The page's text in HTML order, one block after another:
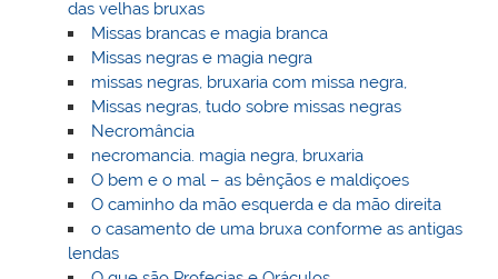
das velhas bruxas
Missas brancas e magia branca
Missas negras e magia negra
missas negras, bruxaria com missa negra,
Missas negras, tudo sobre missas negras
Necromância
necromancia. magia negra, bruxaria
O bem e o mal – as bênçãos e maldiçoes
O caminho da mão esquerda e da mão direita
o casamento de uma bruxa conforme as antigas
lendas